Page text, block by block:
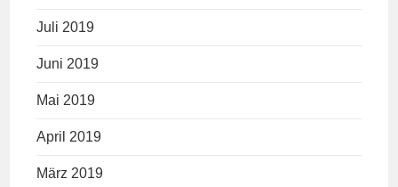
Juli 2019
Juni 2019
Mai 2019
April 2019
März 2019